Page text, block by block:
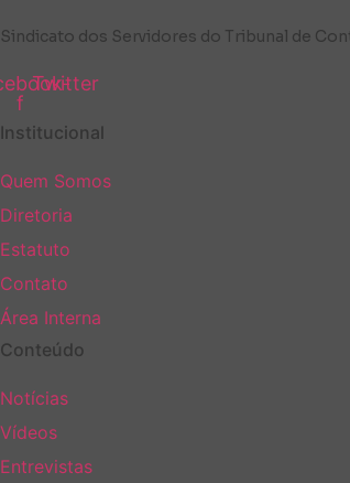
Sindicato dos Servidores do Tribunal de
f
Twitter
Institucional
Quem Somos
Diretoria
Estatuto
Contato
Área Interna
Conteúdo
Notícias
Vídeos
Entrevistas